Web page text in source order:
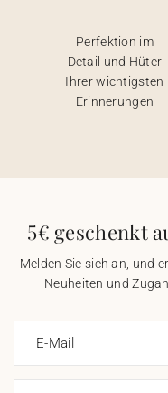
Perfektion im
Detail und Hüter
Ihrer wichtigsten
Erinnerungen
5€ geschenkt
Melden Sie sich an, und
Neuheiten und
E-Mail